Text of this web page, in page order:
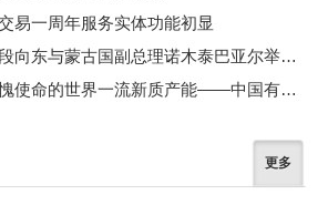
易一周年服务实体功能初显
中铝集团董事长段向东与蒙古国副总理诺木泰巴亚尔举行会谈
锻造无愧时代无愧使命的世界一流新质产能——中国有色金属工业的战略应对与破局之道（二）
更多